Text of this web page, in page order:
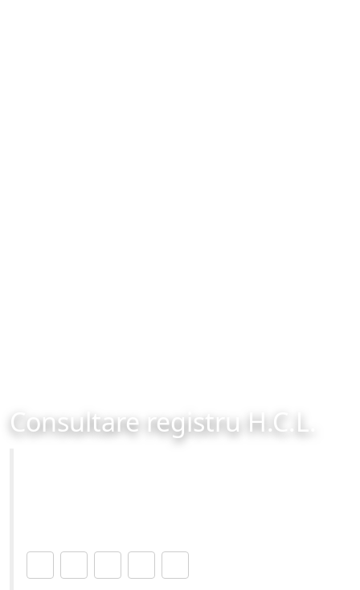
Consultare registru H.C.L.